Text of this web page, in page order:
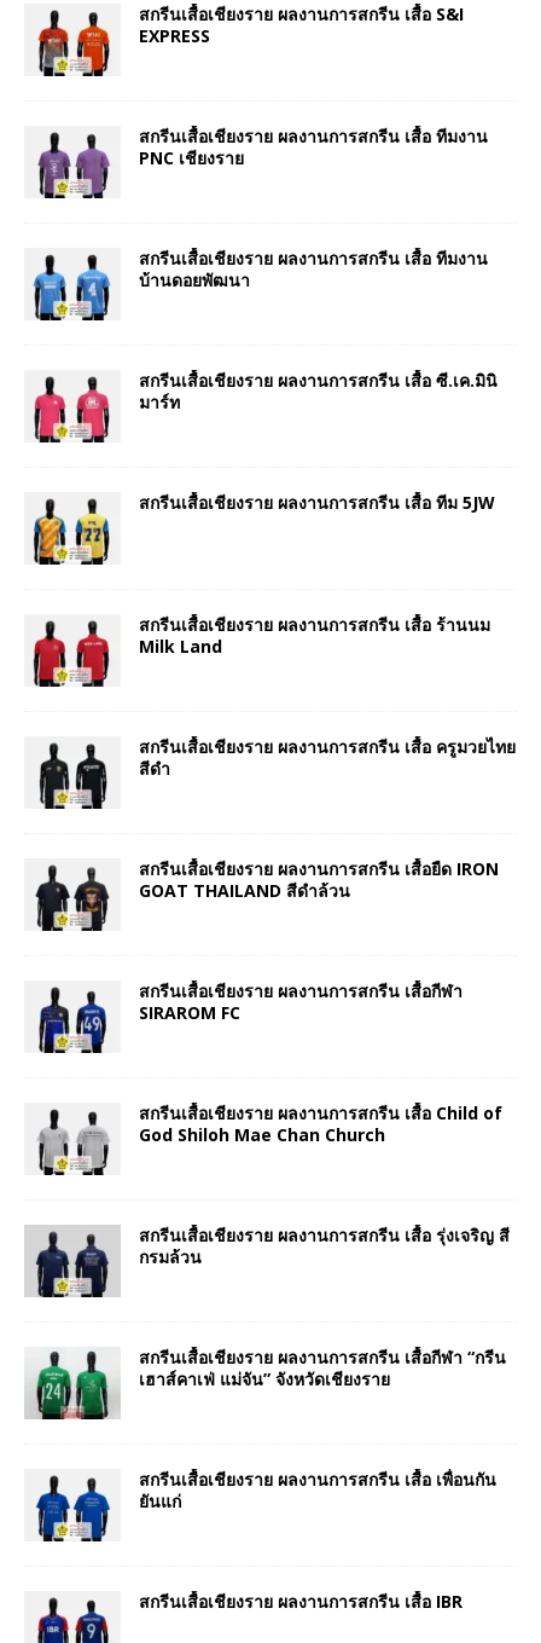
สกรีนเสื้อเชียงราย ผลงานการสกรีน เสื้อ S&I
EXPRESS
สกรีนเสื้อเชียงราย ผลงานการสกรีน เสื้อ ทีมงาน
PNC เชียงราย
สกรีนเสื้อเชียงราย ผลงานการสกรีน เสื้อ ทีมงาน
บ้านดอยพัฒนา
สกรีนเสื้อเชียงราย ผลงานการสกรีน เสื้อ ซี.เค.มินิ
มาร์ท
สกรีนเสื้อเชียงราย ผลงานการสกรีน เสื้อ ทีม 5JW
สกรีนเสื้อเชียงราย ผลงานการสกรีน เสื้อ ร้านนม
Milk Land
สกรีนเสื้อเชียงราย ผลงานการสกรีน เสื้อ ครูมวยไทย
สีดำ
สกรีนเสื้อเชียงราย ผลงานการสกรีน เสื้อยืด IRON
GOAT THAILAND สีดำล้วน
สกรีนเสื้อเชียงราย ผลงานการสกรีน เสื้อกีฬา
SIRAROM FC
สกรีนเสื้อเชียงราย ผลงานการสกรีน เสื้อ Child of
God Shiloh Mae Chan Church
สกรีนเสื้อเชียงราย ผลงานการสกรีน เสื้อ รุ่งเจริญ สี
กรมล้วน
สกรีนเสื้อเชียงราย ผลงานการสกรีน เสื้อกีฬา “กรีน
เฮาส์คาเฟ่ แม่จัน” จังหวัดเชียงราย
สกรีนเสื้อเชียงราย ผลงานการสกรีน เสื้อ เพื่อนกัน
ยันแก่
สกรีนเสื้อเชียงราย ผลงานการสกรีน เสื้อ IBR